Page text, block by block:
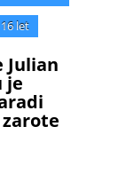
let
Julian
je